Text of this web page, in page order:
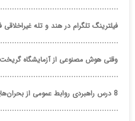
فیلترینگ تلگرام در هند و تله غیراخلاقی
وقتی هوش مصنوعی از آزمایشگاه
8 درس راهبردی روابط عمومی از بحران‌های ۲۰۲۵